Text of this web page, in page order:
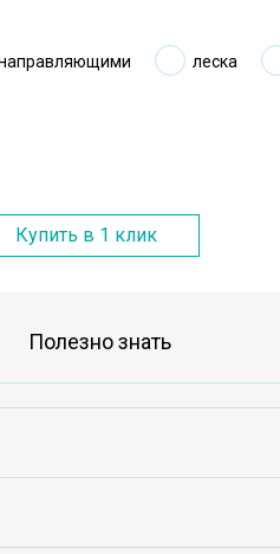
направляющими лeска
Купить в 1 клик
Полезно знать